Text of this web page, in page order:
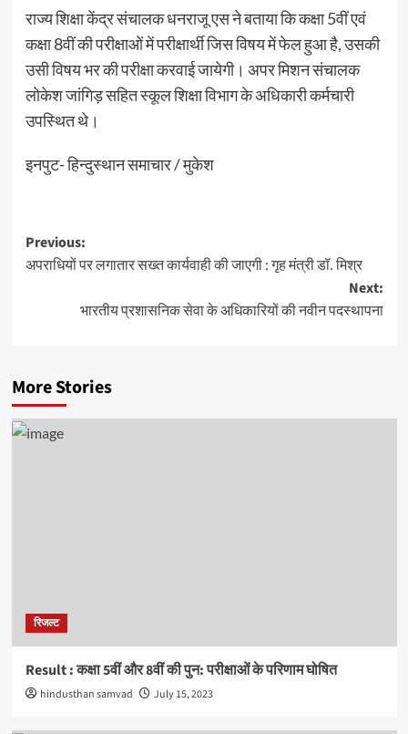
राज्य शिक्षा केंद्र संचालक धनराजू एस ने बताया कि कक्षा 5वीं एवं
कक्षा 8वीं की परीक्षाओं में परीक्षार्थी जिस विषय में फेल हुआ है, उसकी
उसी विषय भर की परीक्षा करवाई जायेगी। अपर मिशन संचालक
लोकेश जांगिड़ सहित स्कूल शिक्षा विभाग के अधिकारी कर्मचारी
उपस्थित थे।
इनपुट- हिन्दुस्थान समाचार / मुकेश
Post
navigation
Previous:
अपराधियों पर लगातार सख्त कार्यवाही की जाएगी : गृह मंत्री डॉ. मिश्र
Next:
भारतीय प्रशासनिक सेवा के अधिकारियों की नवीन पदस्थापना
More Stories
रिजल्ट
Result : कक्षा 5वीं और 8वीं की पुन: परीक्षाओं के परिणाम घोषित
hindusthan samvad July 15, 2023